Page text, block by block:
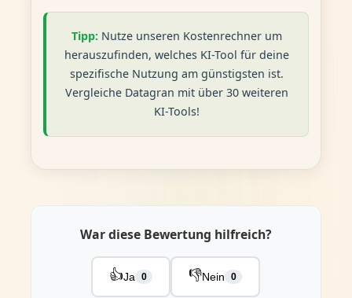
Tipp: Nutze unseren Kostenrechner um
herauszufinden, welches KI-Tool für deine
spezifische Nutzung am günstigsten ist.
Vergleiche Datagran mit über 30 weiteren
KI-Tools!
War diese Bewertung hilfreich?
👍Ja 0 👎Nein 0